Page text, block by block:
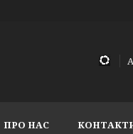
ПРО НАС